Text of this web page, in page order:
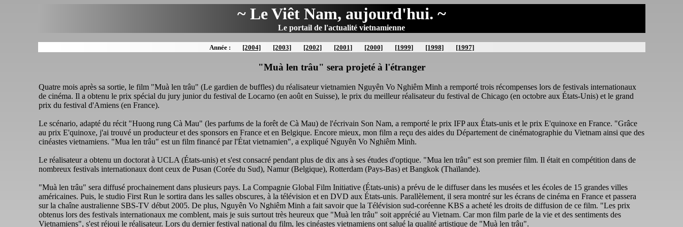
~ Le Viêt Nam, aujourd'hui. ~
Le portail de l'actualité vietnamienne
Année : [2004] [2003] [2002] [2001] [2000] [1999] [1998] [1997]
"Muà len trâu" sera projeté à l'étranger
Quatre mois après sa sortie, le film "Muà len trâu" (Le gardien de buffles) du réalisateur vietnamien Nguyên Vo Nghiêm Minh a remporté trois récompenses lors de festivals internationaux
de cinéma. Il a obtenu le prix spécial du jury junior du festival de Locarno (en août en Suisse), le prix du meilleur réalisateur du festival de Chicago (en octobre aux États-Unis) et le grand
prix du festival d'Amiens (en France).
Le scénario, adapté du récit "Huong rung Cà Mau" (les parfums de la forêt de Cà Mau) de l'écrivain Son Nam, a remporté le prix IFP aux États-unis et le prix E'quinoxe en France. "Grâce
au prix E'quinoxe, j'ai trouvé un producteur et des sponsors en France et en Belgique. Encore mieux, mon film a reçu des aides du Département de cinématographie du Vietnam ainsi que des
cinéastes vietnamiens. "Mua len trâu" est un film financé par l'État vietnamien", a expliqué Nguyên Vo Nghiêm Minh.
Le réalisateur a obtenu un doctorat à UCLA (États-unis) et s'est consacré pendant plus de dix ans à ses études d'optique. "Mua len trâu" est son premier film. Il était en compétition dans de
nombreux festivals internationaux dont ceux de Pusan (Corée du Sud), Namur (Belgique), Rotterdam (Pays-Bas) et Bangkok (Thaïlande).
"Muà len trâu" sera diffusé prochainement dans plusieurs pays. La Compagnie Global Film Initiative (États-unis) a prévu de le diffuser dans les musées et les écoles de 15 grandes villes
américaines. Puis, le studio First Run le sortira dans les salles obscures, à la télévision et en DVD aux États-unis. Parallèlement, il sera montré sur les écrans de cinéma en France et passera
sur la chaîne australienne SBS-TV début 2005. De plus, Nguyên Vo Nghiêm Minh a fait savoir que la Télévision sud-coréenne KBS a acheté les droits de diffusion de ce film. "Les prix
obtenus lors des festivals internationaux me comblent, mais je suis surtout très heureux que "Muà len trâu" soit apprécié au Vietnam. Car mon film parle de la vie et des sentiments des
Vietnamiens", s'est réjoui le réalisateur. Lors du dernier festival national du film, les cinéastes vietnamiens ont salué la qualité artistique de "Muà len trâu".